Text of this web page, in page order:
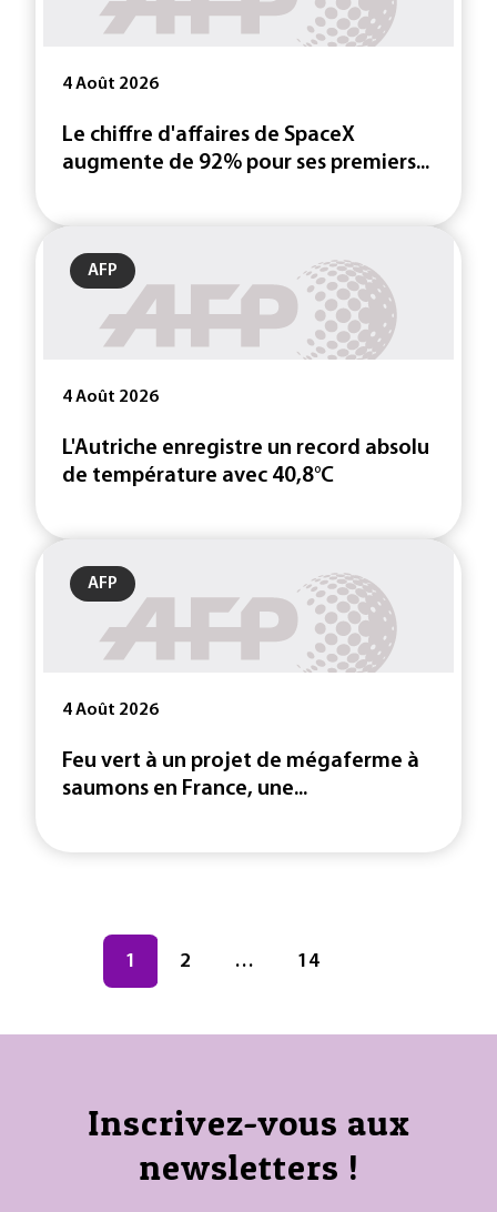
4 Août 2026
Le chiffre d'affaires de SpaceX
augmente de 92% pour ses premiers...
AFP
4 Août 2026
L'Autriche enregistre un record absolu
de température avec 40,8°C
AFP
4 Août 2026
Feu vert à un projet de mégaferme à
saumons en France, une...
Navigation des articles
Page
1 Page
2 … Page
14
Inscrivez-vous aux
newsletters !